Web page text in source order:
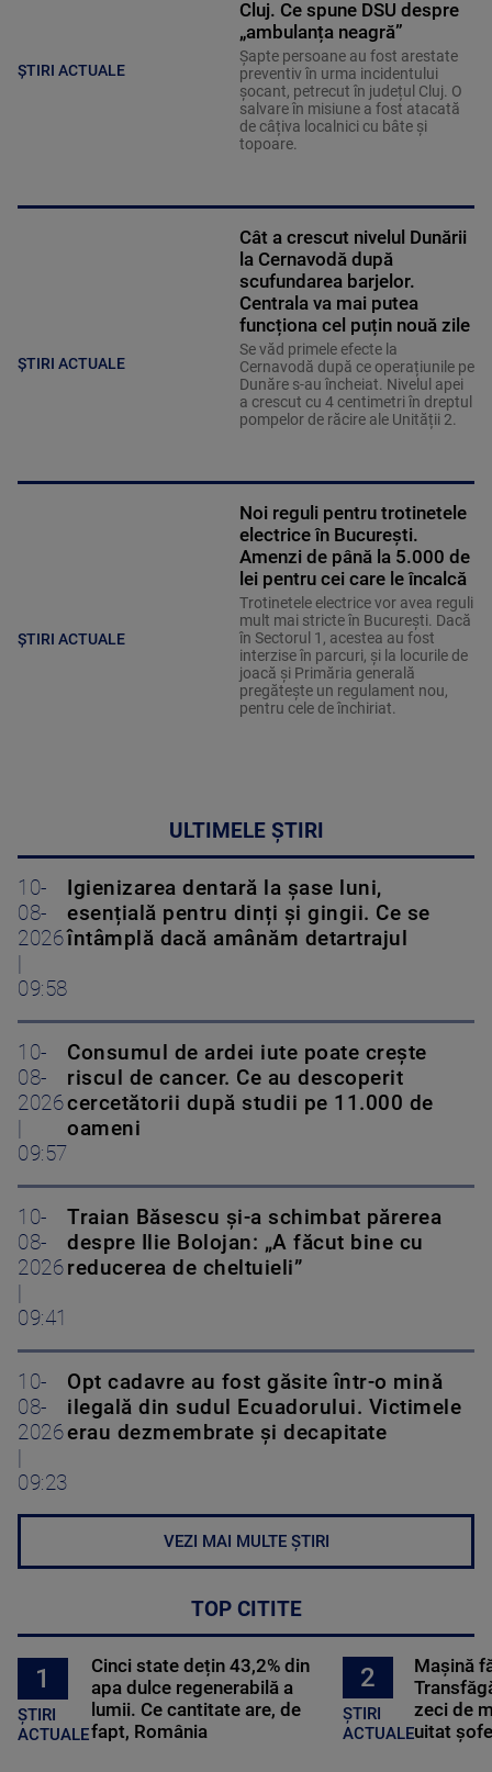
ȘTIRI ACTUALE
Cluj. Ce spune DSU despre
„ambulanța neagră”
Șapte persoane au fost arestate
preventiv în urma incidentului
șocant, petrecut în județul Cluj. O
salvare în misiune a fost atacată
de câțiva localnici cu bâte și
topoare.
ȘTIRI ACTUALE
Cât a crescut nivelul Dunării
la Cernavodă după
scufundarea barjelor.
Centrala va mai putea
funcționa cel puțin nouă zile
Se văd primele efecte la
Cernavodă după ce operațiunile pe
Dunăre s-au încheiat. Nivelul apei
a crescut cu 4 centimetri în dreptul
pompelor de răcire ale Unității 2.
ȘTIRI ACTUALE
Noi reguli pentru trotinetele
electrice în București.
Amenzi de până la 5.000 de
lei pentru cei care le încalcă
Trotinetele electrice vor avea reguli
mult mai stricte în București. Dacă
în Sectorul 1, acestea au fost
interzise în parcuri, și la locurile de
joacă și Primăria generală
pregătește un regulament nou,
pentru cele de închiriat.
ULTIMELE ȘTIRI
10-
08-
2026
|
09:58
Igienizarea dentară la șase luni,
esențială pentru dinți și gingii. Ce se
întâmplă dacă amânăm detartrajul
10-
08-
2026
|
09:57
Consumul de ardei iute poate crește
riscul de cancer. Ce au descoperit
cercetătorii după studii pe 11.000 de
oameni
10-
08-
2026
|
09:41
Traian Băsescu și-a schimbat părerea
despre Ilie Bolojan: „A făcut bine cu
reducerea de cheltuieli”
10-
08-
2026
|
09:23
Opt cadavre au fost găsite într-o mină
ilegală din sudul Ecuadorului. Victimele
erau dezmembrate și decapitate
VEZI MAI MULTE ȘTIRI
TOP CITITE
1
ȘTIRI
ACTUALE
Cinci state dețin 43,2% din
apa dulce regenerabilă a
lumii. Ce cantitate are, de
fapt, România
2
ȘTIRI
ACTUALE
Mașină
zeci de
uitat